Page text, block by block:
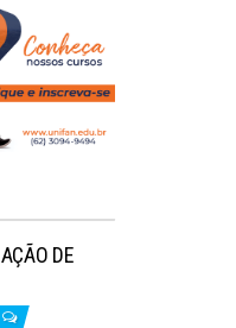
DE